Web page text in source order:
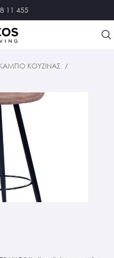
11 455
ΚΟΥΖΙΝΑΣ